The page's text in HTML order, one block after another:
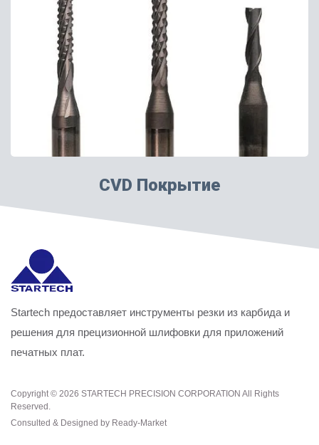
CVD Покрытие
Startech предоставляет инструменты резки из карбида и
решения для прецизионной шлифовки для приложений
печатных плат.
Copyright © 2026 STARTECH PRECISION CORPORATION All Rights
Reserved.
Consulted & Designed by Ready-Market